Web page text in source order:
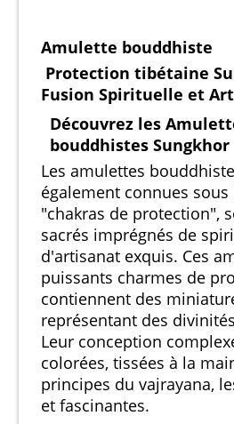
Amulette bouddhiste
Protection tibétaine
Fusion Spirituelle et
Découvrez les
bouddhistes Sungkhor
Les amulettes
également connues
"chakras de protection",
sacrés imprégnés de
d'artisanat exquis. Ces
puissants charmes de
contiennent des
représentant des
Leur conception
colorées, tissées à la
principes du vajrayana,
et fascinantes.